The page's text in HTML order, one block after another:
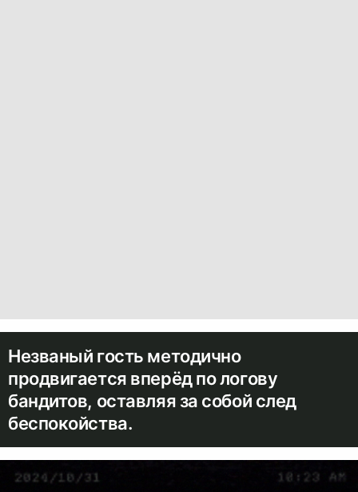
Незваный гость методично
продвигается вперёд по логову
бандитов, оставляя за собой след
беспокойства.